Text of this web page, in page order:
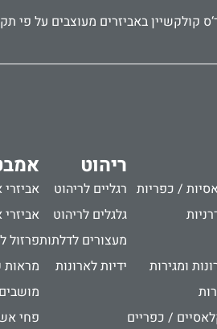
קולקשיין באביזרים מעוצבים על פי
/ כפריות
ומגירות
/ כפריים
ריהוט
רגליים לריהוט
גלגלים לריהוט
מעצורים לדלתות
ידיות לארונות
פרזול
מראות
פחי